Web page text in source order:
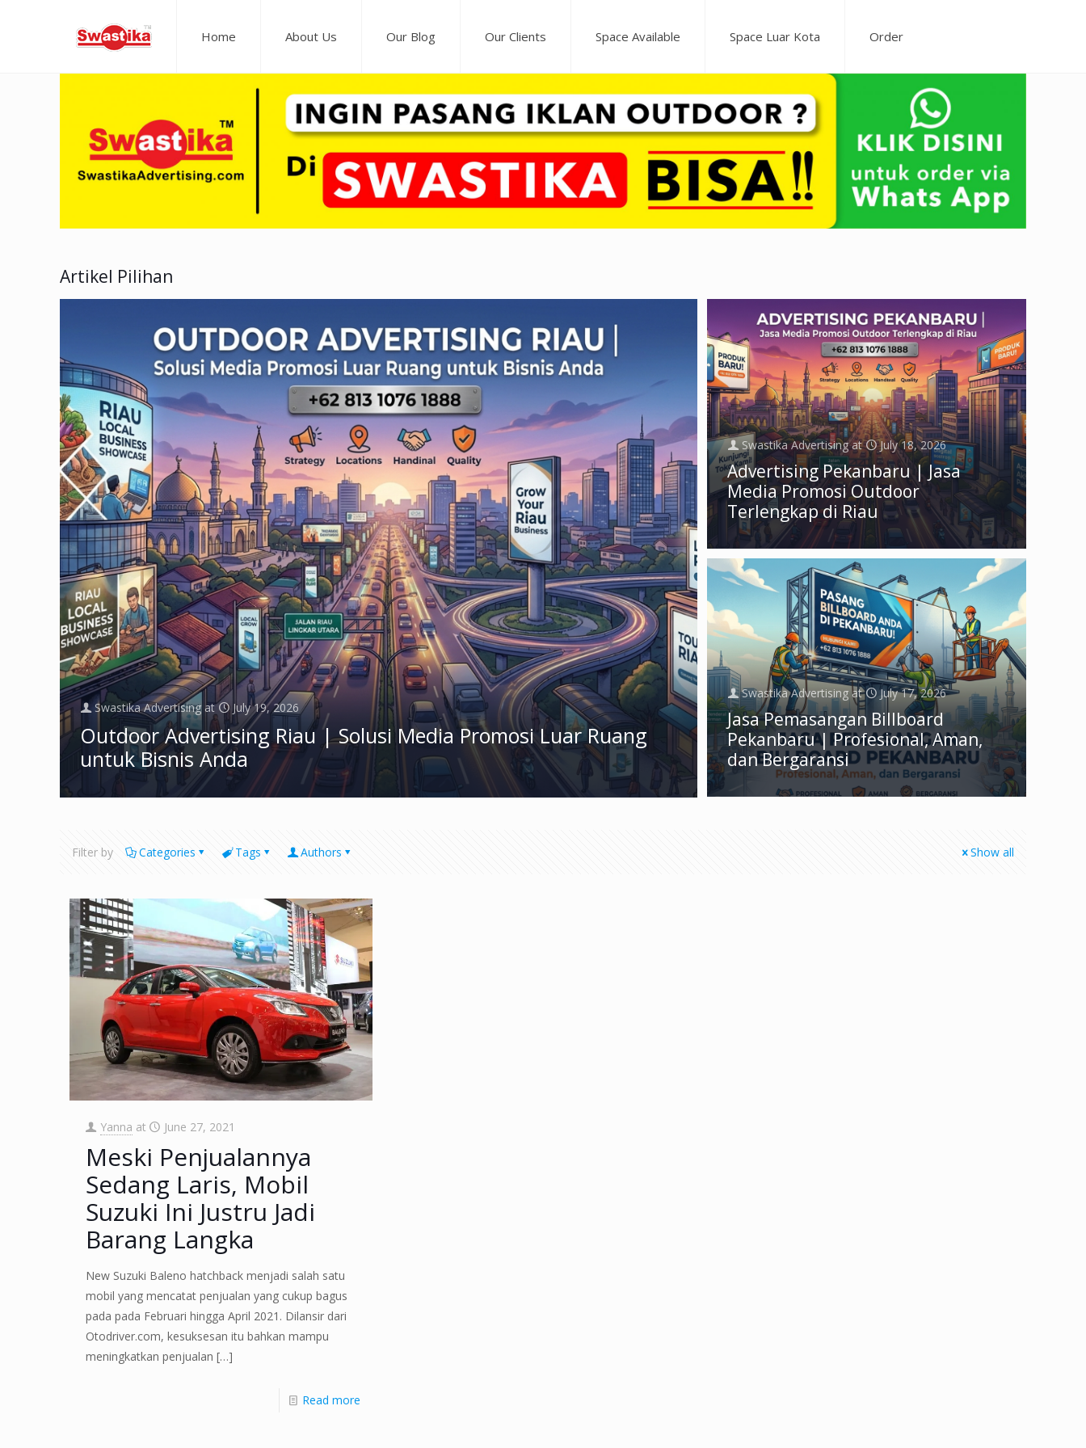
Home About Us Our Blog Our Clients Space Available Space Luar Kota Order
Artikel Pilihan
Swastika Advertising at July 19, 2026
Outdoor Advertising Riau | Solusi Media Promosi Luar Ruang
untuk Bisnis Anda
Swastika Advertising at July 18, 2026
Advertising Pekanbaru | Jasa
Media Promosi Outdoor
Terlengkap di Riau
Swastika Advertising at July 17, 2026
Jasa Pemasangan Billboard
Pekanbaru | Profesional, Aman,
dan Bergaransi
Filter by Categories Tags Authors Show all
Yanna at June 27, 2021
Meski Penjualannya
Sedang Laris, Mobil
Suzuki Ini Justru Jadi
Barang Langka
New Suzuki Baleno hatchback menjadi salah satu
mobil yang mencatat penjualan yang cukup bagus
pada pada Februari hingga April 2021. Dilansir dari
Otodriver.com, kesuksesan itu bahkan mampu
meningkatkan penjualan […]
Read more